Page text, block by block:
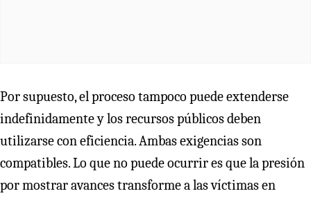
Por supuesto, el proceso tampoco puede extenderse
indefinidamente y los recursos públicos deben
utilizarse con eficiencia. Ambas exigencias son
compatibles. Lo que no puede ocurrir es que la presión
por mostrar avances transforme a las víctimas en